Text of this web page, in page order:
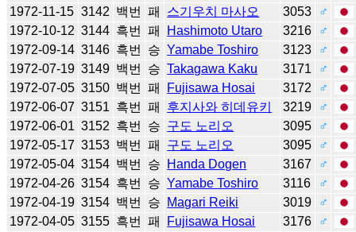
1972-11-15 3142 백번 패 스기우치 마사오 3053
♂
1972-10-12 3144 흑번 패 Hashimoto Utaro 3216
♂
1972-09-14 3146 흑번 승 Yamabe Toshiro 3123
♂
1972-07-19 3149 백번 승 Takagawa Kaku 3171
♂
1972-07-05 3150 백번 패 Fujisawa Hosai 3172
♂
1972-06-07 3151 흑번 패 후지사와 히데유키 3219
♂
1972-06-01 3152 흑번 승 구도 노리오 3095
♂
1972-05-17 3153 백번 패 구도 노리오 3095
♂
1972-05-04 3154 백번 승 Handa Dogen 3167
♂
1972-04-26 3154 흑번 승 Yamabe Toshiro 3116
♂
1972-04-19 3154 백번 승 Magari Reiki 3019
♂
1972-04-05 3155 흑번 패 Fujisawa Hosai 3176
♂